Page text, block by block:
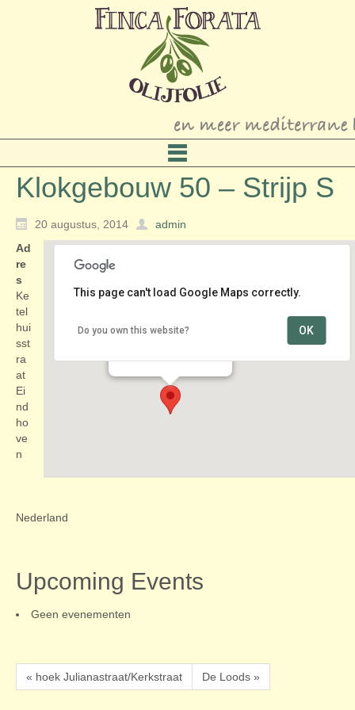
Klokgebouw 50 – Strijp S
20 augustus, 2014 admin
Klokgebouw 50 – Strijp S
This page can't load Google Maps correctly.
Do you own this website? OK
Ad
re
s
Ke
tel
hui
sst
ra
at
Ei
nd
ho
ve
n
Nederland
Upcoming Events
Geen evenementen
« hoek Julianastraat/Kerkstraat De Loods »